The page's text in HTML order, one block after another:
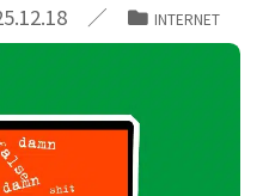
INTERNET